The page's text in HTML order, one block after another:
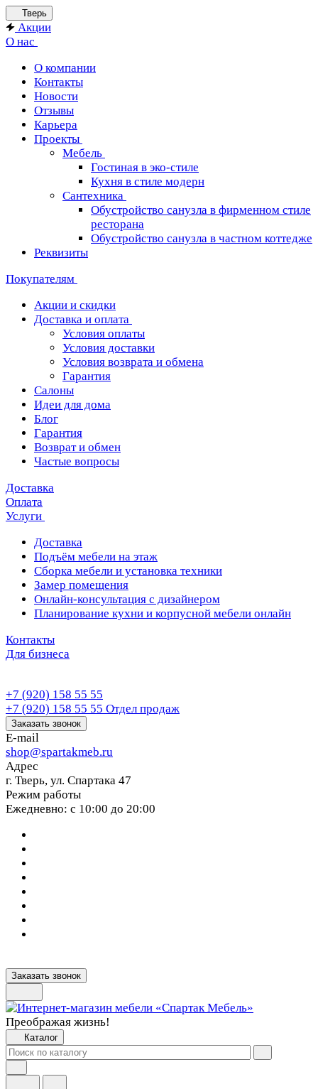
Тверь
Акции
О нас
О компании
Контакты
Новости
Отзывы
Карьера
Проекты
Мебель
Гостиная в эко-стиле
Кухня в стиле модерн
Сантехника
Обустройство санузла в фирменном стиле
ресторана
Обустройство санузла в частном коттедже
Реквизиты
Покупателям
Акции и скидки
Доставка и оплата
Условия оплаты
Условия доставки
Условия возврата и обмена
Гарантия
Салоны
Идеи для дома
Блог
Гарантия
Возврат и обмен
Частые вопросы
Доставка
Оплата
Услуги
Доставка
Подъём мебели на этаж
Сборка мебели и установка техники
Замер помещения
Онлайн-консультация с дизайнером
Планирование кухни и корпусной мебели онлайн
Контакты
Для бизнеса
+7 (920) 158 55 55
+7 (920) 158 55 55 Отдел продаж
Заказать звонок
E-mail
shop@spartakmeb.ru
Адрес
г. Тверь, ул. Спартака 47
Режим работы
Ежедневно: с 10:00 до 20:00
Заказать звонок
Преображая жизнь!
Каталог